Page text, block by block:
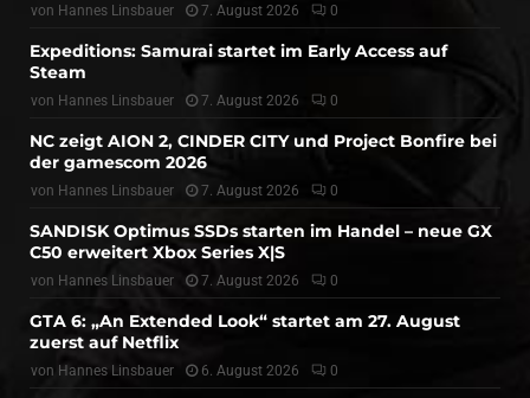
von Hannes Linsbauer 7. August 2026 0
Expeditions: Samurai startet im Early Access auf
Steam
von Hannes Linsbauer 7. August 2026 0
NC zeigt AION 2, CINDER CITY und Project Bonfire bei
der gamescom 2026
von Hannes Linsbauer 7. August 2026 0
SANDISK Optimus SSDs starten im Handel – neue GX
C50 erweitert Xbox Series X|S
von Hannes Linsbauer 7. August 2026 0
GTA 6: „An Extended Look“ startet am 27. August
zuerst auf Netflix
von Hannes Linsbauer 6. August 2026 0